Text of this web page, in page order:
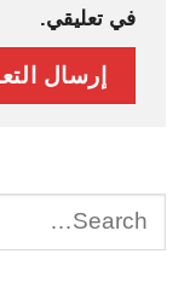
في تعليقي.